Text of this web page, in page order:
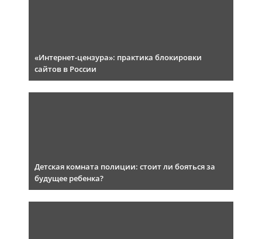
«Интернет-цензура»: практика блокировки
сайтов в России
Детская комната полиции: стоит ли бояться за
будущее ребенка?